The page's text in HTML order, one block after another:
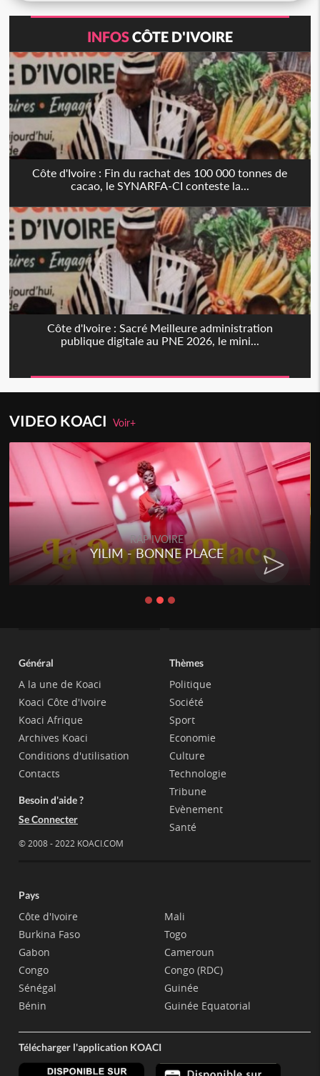
INFOSCÔTE D'IVOIRE
Côte d'Ivoire : Fin du rachat des 100 000 tonnes de
cacao, le SYNARFA-CI conteste la...
Côte d'Ivoire : Sacré Meilleure administration
publique digitale au PNE 2026, le mini...
VIDEO KOACIVoir+
RAP IVOIRE
YILIM - BONNE PLACE
Général
A la une de Koaci
Koaci Côte d'Ivoire
Koaci Afrique
Archives Koaci
Conditions d'utilisation
Contacts
Besoin d'aide ?
Se Connecter
© 2008 - 2022 KOACI.COM
Thèmes
Politique
Société
Sport
Economie
Culture
Technologie
Tribune
Evènement
Santé
Pays
Côte d'Ivoire
Burkina Faso
Gabon
Congo
Sénégal
Bénin
Mali
Togo
Cameroun
Congo (RDC)
Guinée
Guinée Equatorial
Télécharger l'application KOACI